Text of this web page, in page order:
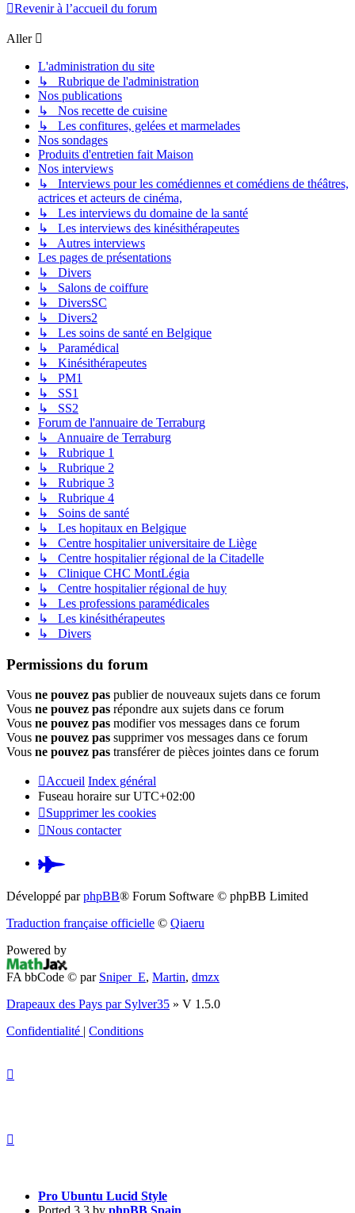
Revenir à l’accueil du forum
Aller
L'administration du site
↳ Rubrique de l'administration
Nos publications
↳ Nos recette de cuisine
↳ Les confitures, gelées et marmelades
Nos sondages
Produits d'entretien fait Maison
Nos interviews
↳ Interviews pour les comédiennes et comédiens de théâtres,
actrices et acteurs de cinéma,
↳ Les interviews du domaine de la santé
↳ Les interviews des kinésithérapeutes
↳ Autres interviews
Les pages de présentations
↳ Divers
↳ Salons de coiffure
↳ DiversSC
↳ Divers2
↳ Les soins de santé en Belgique
↳ Paramédical
↳ Kinésithérapeutes
↳ PM1
↳ SS1
↳ SS2
Forum de l'annuaire de Terraburg
↳ Annuaire de Terraburg
↳ Rubrique 1
↳ Rubrique 2
↳ Rubrique 3
↳ Rubrique 4
↳ Soins de santé
↳ Les hopitaux en Belgique
↳ Centre hospitalier universitaire de Liège
↳ Centre hospitalier régional de la Citadelle
↳ Clinique CHC MontLégia
↳ Centre hospitalier régional de huy
↳ Les professions paramédicales
↳ Les kinésithérapeutes
↳ Divers
Permissions du forum
Vous ne pouvez pas publier de nouveaux sujets dans ce forum
Vous ne pouvez pas répondre aux sujets dans ce forum
Vous ne pouvez pas modifier vos messages dans ce forum
Vous ne pouvez pas supprimer vos messages dans ce forum
Vous ne pouvez pas transférer de pièces jointes dans ce forum
Accueil Index général
Fuseau horaire surUTC+02:00
Supprimer les cookies
Nous contacter
Pardus.at
(S’ouvre
nouvel
Développé parphpBB® Forum Software © phpBB Limited
Traduction française officielle © Qiaeru
Powered by
FA bbCode © par Sniper_E, Martin, dmzx
Drapeaux des Pays par Sylver35 » V 1.5.0
Confidentialité | Conditions
Pro Ubuntu Lucid Style
Ported 3.3 by phpBB Spain